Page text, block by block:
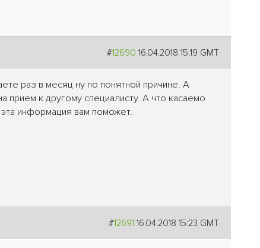
#12690 16.04.2018 15:19 GMT
раз в месяц ну по понятной причине. А
прием к другому специалисту. А что касаемо
информация вам поможет.
#12691 16.04.2018 15:23 GMT